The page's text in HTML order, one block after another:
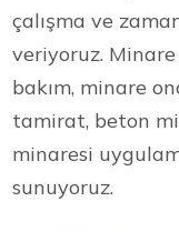
çalışma ve
veriyoruz. Minare
bakım, minare
tamirat, beton
minaresi
sunuyoruz.